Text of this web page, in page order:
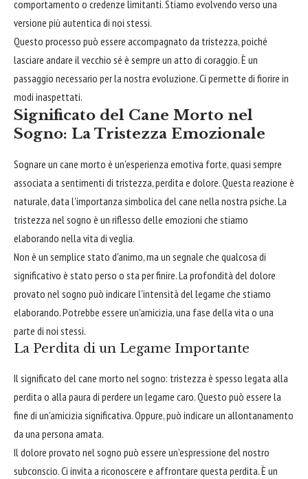
comportamento o credenze limitanti. Stiamo evolvendo verso una
versione più autentica di noi stessi.
Questo processo può essere accompagnato da tristezza, poiché
lasciare andare il vecchio sé è sempre un atto di coraggio. È un
passaggio necessario per la nostra evoluzione. Ci permette di fiorire in
modi inaspettati.
Significato del Cane Morto nel
Sogno: La Tristezza Emozionale
Sognare un cane morto è un'esperienza emotiva forte, quasi sempre
associata a sentimenti di tristezza, perdita e dolore. Questa reazione è
naturale, data l'importanza simbolica del cane nella nostra psiche. La
tristezza nel sogno è un riflesso delle emozioni che stiamo
elaborando nella vita di veglia.
Non è un semplice stato d'animo, ma un segnale che qualcosa di
significativo è stato perso o sta per finire. La profondità del dolore
provato nel sogno può indicare l'intensità del legame che stiamo
elaborando. Potrebbe essere un'amicizia, una fase della vita o una
parte di noi stessi.
La Perdita di un Legame Importante
Il significato del cane morto nel sogno: tristezza è spesso legata alla
perdita o alla paura di perdere un legame caro. Questo può essere la
fine di un'amicizia significativa. Oppure, può indicare un allontanamento
da una persona amata.
Il dolore provato nel sogno può essere un'espressione del nostro
subconscio. Ci invita a riconoscere e affrontare questa perdita. È un